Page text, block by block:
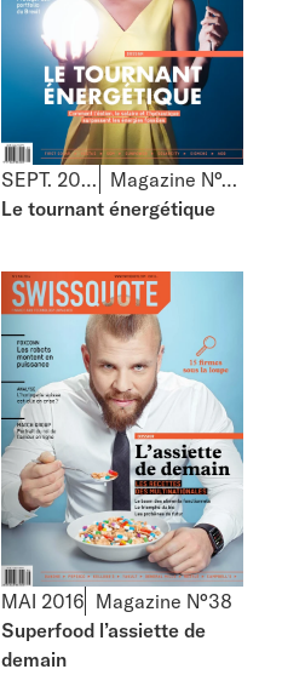
SEPT. 2016
Magazine N°40
Le tournant énergétique
MAI 2016 Magazine N°38
Superfood l’assiette de
demain